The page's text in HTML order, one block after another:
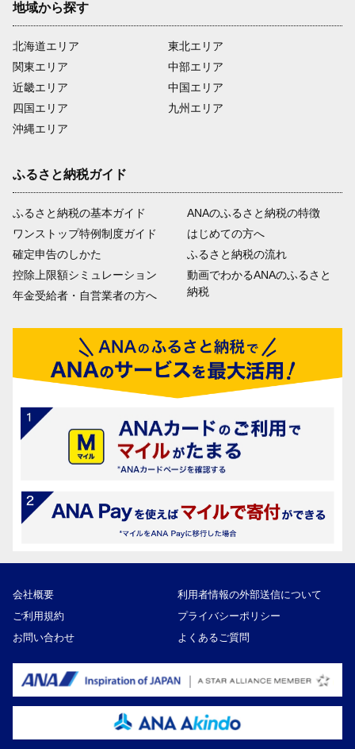
地域から探す
北海道エリア
関東エリア
近畿エリア
四国エリア
沖縄エリア
東北エリア
中部エリア
中国エリア
九州エリア
ふるさと納税ガイド
ふるさと納税の基本ガイド
ワンストップ特例制度ガイド
確定申告のしかた
控除上限額シミュレーション
年金受給者・自営業者の方へ
ANAのふるさと納税の特徴
はじめての方へ
ふるさと納税の流れ
動画でわかるANAのふるさと
納税
会社概要
利用者情報の外部送信について
ご利用規約
プライバシーポリシー
お問い合わせ
よくあるご質問